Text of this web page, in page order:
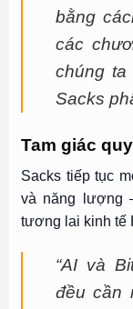
bằng
các
chúng ta
Sacks
Tam giác
Sacks tiếp tục
và năng lượng
tương lai kinh tế
“AI và
đều cần